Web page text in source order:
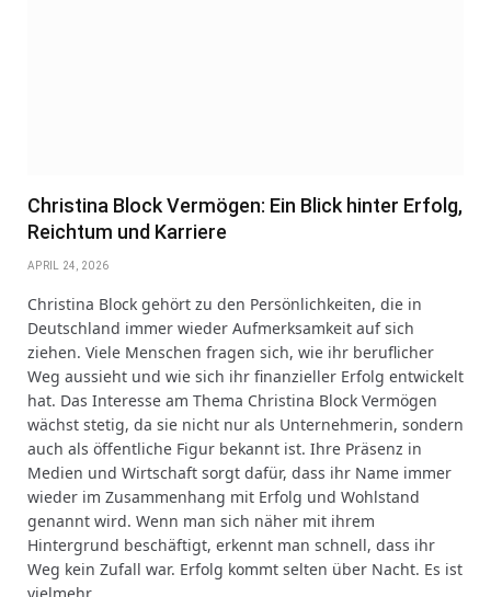
Christina Block Vermögen: Ein Blick hinter Erfolg,
Reichtum und Karriere
APRIL 24, 2026
Christina Block gehört zu den Persönlichkeiten, die in
Deutschland immer wieder Aufmerksamkeit auf sich
ziehen. Viele Menschen fragen sich, wie ihr beruflicher
Weg aussieht und wie sich ihr finanzieller Erfolg entwickelt
hat. Das Interesse am Thema Christina Block Vermögen
wächst stetig, da sie nicht nur als Unternehmerin, sondern
auch als öffentliche Figur bekannt ist. Ihre Präsenz in
Medien und Wirtschaft sorgt dafür, dass ihr Name immer
wieder im Zusammenhang mit Erfolg und Wohlstand
genannt wird. Wenn man sich näher mit ihrem
Hintergrund beschäftigt, erkennt man schnell, dass ihr
Weg kein Zufall war. Erfolg kommt selten über Nacht. Es ist
vielmehr…